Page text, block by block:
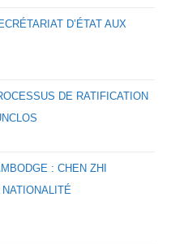
D’ÉTAT AUX
DE RATIFICATION
: CHEN ZHI